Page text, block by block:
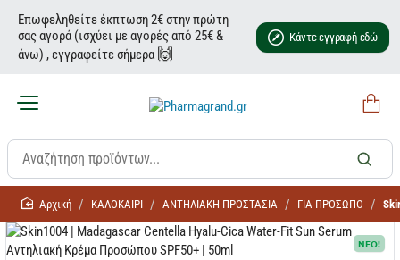
Επωφεληθείτε έκπτωση 2€ στην πρώτη
σας αγορά (ισχύει με αγορές από 25€ &
άνω) , εγγραφείτε σήμερα 🙌
Κάντε εγγραφή εδώ
homeΚΑΛΟΚΑΙΡΙ ΑΝΤΗΛΙΑΚH ΠΡΟΣΤΑΣΙΑ ΓΙΑ ΠΡΟΣΩΠΟ
NEO!